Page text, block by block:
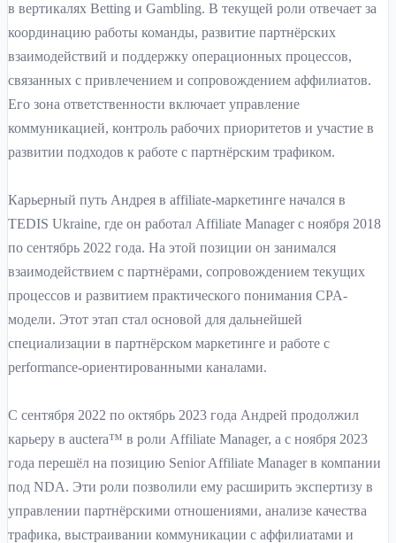
в вертикалях Betting и Gambling. В текущей роли отвечает за
координацию работы команды, развитие партнёрских
взаимодействий и поддержку операционных процессов,
связанных с привлечением и сопровождением аффилиатов.
Его зона ответственности включает управление
коммуникацией, контроль рабочих приоритетов и участие в
развитии подходов к работе с партнёрским трафиком.
Карьерный путь Андрея в affiliate-маркетинге начался в
TEDIS Ukraine, где он работал Affiliate Manager с ноября 2018
по сентябрь 2022 года. На этой позиции он занимался
взаимодействием с партнёрами, сопровождением текущих
процессов и развитием практического понимания CPA-
модели. Этот этап стал основой для дальнейшей
специализации в партнёрском маркетинге и работе с
performance-ориентированными каналами.
С сентября 2022 по октябрь 2023 года Андрей продолжил
карьеру в auctera™ в роли Affiliate Manager, а с ноября 2023
года перешёл на позицию Senior Affiliate Manager в компании
под NDA. Эти роли позволили ему расширить экспертизу в
управлении партнёрскими отношениями, анализе качества
трафика, выстраивании коммуникации с аффилиатами и